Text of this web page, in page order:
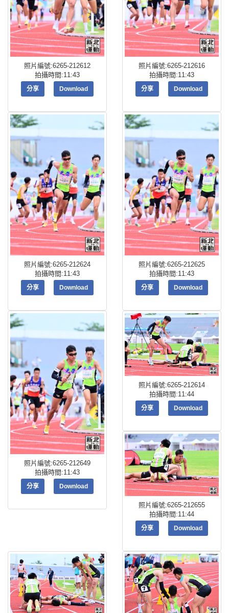
照片編號:6265-212612
拍攝時間:11:43
分享 Download
照片編號:6265-212616
拍攝時間:11:43
分享 Download
照片編號:6265-212624
拍攝時間:11:43
分享 Download
照片編號:6265-212625
拍攝時間:11:43
分享 Download
照片編號:6265-212649
拍攝時間:11:43
分享 Download
照片編號:6265-212614
拍攝時間:11:44
分享 Download
照片編號:6265-212655
拍攝時間:11:44
分享 Download